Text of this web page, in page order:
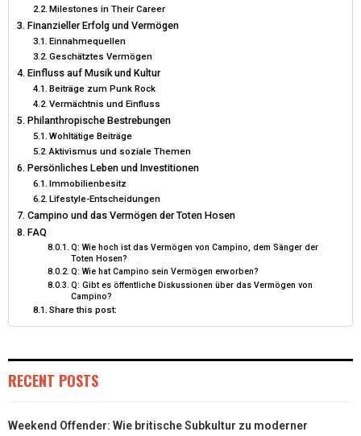
Milestones in Their Career
Finanzieller Erfolg und Vermögen
Einnahmequellen
Geschätztes Vermögen
Einfluss auf Musik und Kultur
Beiträge zum Punk Rock
Vermächtnis und Einfluss
Philanthropische Bestrebungen
Wohltätige Beiträge
Aktivismus und soziale Themen
Persönliches Leben und Investitionen
Immobilienbesitz
Lifestyle-Entscheidungen
Campino und das Vermögen der Toten Hosen
FAQ
Q: Wie hoch ist das Vermögen von Campino, dem Sänger der
Toten Hosen?
Q: Wie hat Campino sein Vermögen erworben?
Q: Gibt es öffentliche Diskussionen über das Vermögen von
Campino?
Share this post:
RECENT POSTS
Weekend Offender: Wie britische Subkultur zu moderner